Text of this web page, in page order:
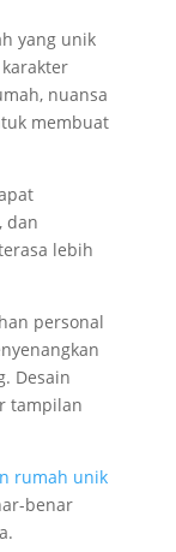
yang unik
nuansa
membuat
dan
lebih
personal
Desain
tampilan
rumah unik
benar